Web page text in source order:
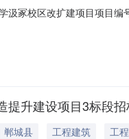
汲冢校区改扩建项目项目
以郸发改社会[2026]42号
提升建设项目3标段
郸城县 工程建筑
工程